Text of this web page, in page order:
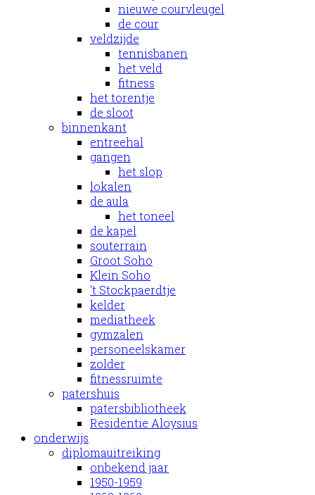
nieuwe courvleugel
de cour
veldzijde
tennisbanen
het veld
fitness
het torentje
de sloot
binnenkant
entreehal
gangen
het slop
lokalen
de aula
het toneel
de kapel
souterrain
Groot Soho
Klein Soho
't Stockpaerdtje
kelder
mediatheek
gymzalen
personeelskamer
zolder
fitnessruimte
patershuis
patersbibliotheek
Residentie Aloysius
onderwijs
diplomauitreiking
onbekend jaar
1950-1959